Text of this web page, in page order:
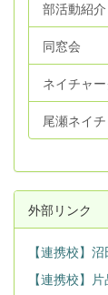
部活動紹介
同窓会
ネイチャ
尾瀬ネイ
外部リンク
【連携校】
【連携校】